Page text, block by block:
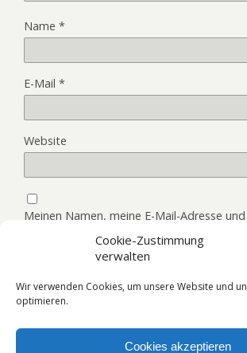
Cookie-Zustimmung
verwalten
Wir verwenden Cookies, um unsere Website und
optimieren.
Cookies akzeptieren
Name *
E-Mail *
Website
Meinen Namen, meine E-Mail-Adresse